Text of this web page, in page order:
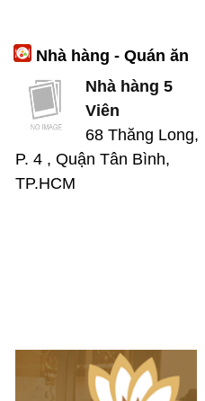
Nhà hàng - Quán ăn
Nhà hàng 5
Viên
68 Thăng Long,
P. 4 , Quận Tân Bình,
TP.HCM